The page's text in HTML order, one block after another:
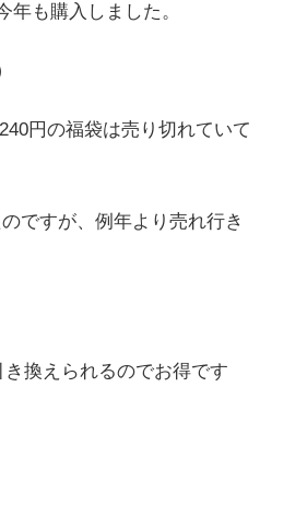
年も購入しました。
円の福袋は売り切れていて
ですが、例年より売れ行き
換えられるのでお得です